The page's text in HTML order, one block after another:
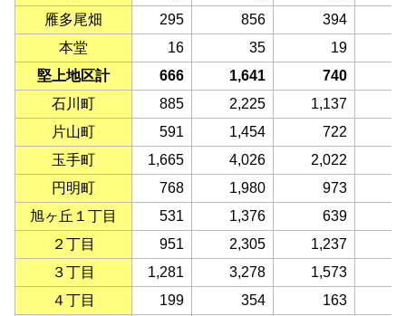
雁多尾畑
295 856 394
本堂
16 35
19
堅上地区計
666 1,641 740
石川町
885 2,225 1,137
片山町
591 1,454 722
玉手町
1,665 4,026 2,022
円明町
768 1,980 973
旭ヶ丘１丁目
531 1,376 639
２丁目
951 2,305 1,237
３丁目
1,281 3,278 1,573
４丁目
199 354 163